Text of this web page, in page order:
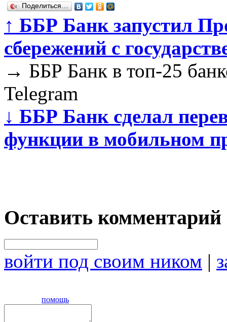
Поделиться…
↑ ББР Банк запустил
сбережений с
→ ББР Банк в топ-25
Telegram
↓ ББР Банк сделал
функции в мобильном
Оставить комментарий
войти под своим ником |
помощь